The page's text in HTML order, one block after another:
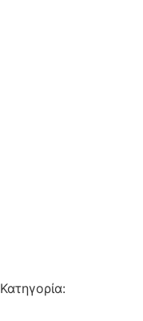
Κατηγορία: